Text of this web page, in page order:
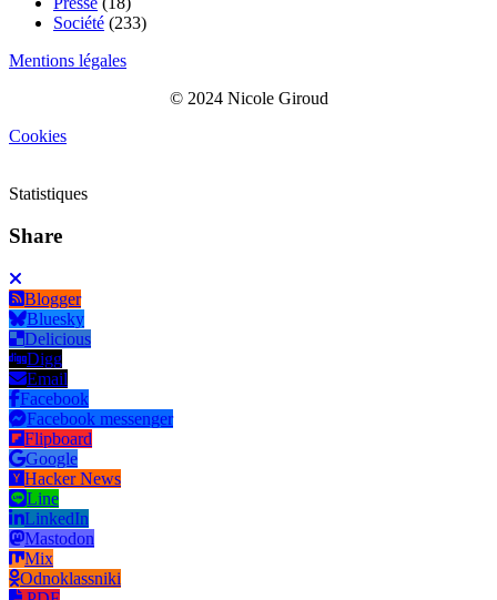
Société (233)
Mentions légales
© 2024 Nicole Giroud
Cookies
Statistiques
Share
Blogger
Bluesky
Delicious
Digg
Email
Facebook
Facebook messenger
Flipboard
Google
Hacker News
Line
LinkedIn
Mastodon
Mix
Odnoklassniki